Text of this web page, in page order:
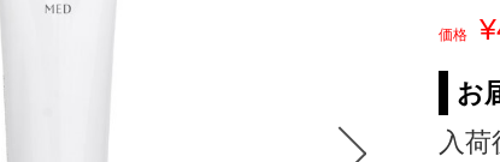
価格
お
入荷